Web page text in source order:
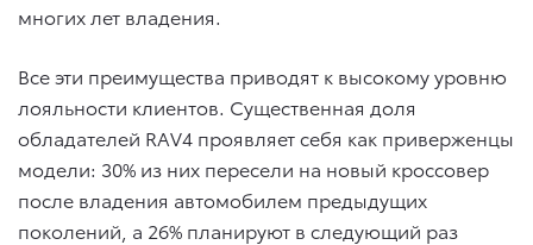
многих лет владения.
Все эти преимущества приводят к высокому уровню
лояльности клиентов. Существенная доля
обладателей RAV4 проявляет себя как приверженцы
модели: 30% из них пересели на новый кроссовер
после владения автомобилем предыдущих
поколений, а 26% планируют в следующий раз